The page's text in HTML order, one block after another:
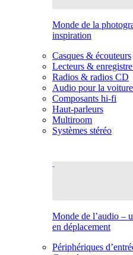
Monde de la
inspiration
Casques & écouteurs
Lecteurs &
Radios & radios CD
Audio pour la voiture
Composants hi-fi
Haut-parleurs
Multiroom
Systèmes stéréo
Monde de l’audio –
en déplacement
Périphériques